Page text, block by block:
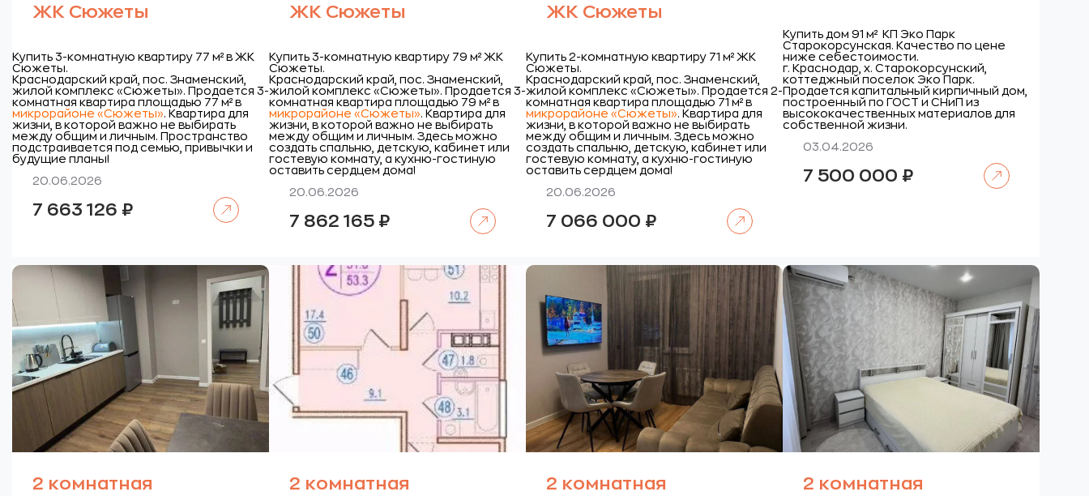
ЖК Сюжеты
Купить 3-комнатную квартиру 77 м² в ЖК
Сюжеты.
Краснодарский край, пос. Знаменский,
жилой комплекс «Сюжеты». Продается 3-
комнатная квартира площадью 77 м² в
микрорайоне «Сюжеты». Квартира для
жизни, в которой важно не выбирать
между общим и личным. Пространство
подстраивается под семью, привычки и
будущие планы!
20.06.2026
7 663 126 ₽
ЖК Сюжеты
Купить 3-комнатную квартиру 79 м² ЖК
Сюжеты.
Краснодарский край, пос. Знаменский,
жилой комплекс «Сюжеты». Продается 3-
комнатная квартира площадью 79 м² в
микрорайоне «Сюжеты». Квартира для
жизни, в которой важно не выбирать
между общим и личным. Здесь можно
создать спальню, детскую, кабинет или
гостевую комнату, а кухню-гостиную
оставить сердцем дома!
20.06.2026
7 862 165 ₽
ЖК Сюжеты
Купить 2-комнатную квартиру 71 м² ЖК
Сюжеты.
Краснодарский край, пос. Знаменский,
жилой комплекс «Сюжеты». Продается 2-
комнатная квартира площадью 71 м² в
микрорайоне «Сюжеты». Квартира для
жизни, в которой важно не выбирать
между общим и личным. Здесь можно
создать спальню, детскую, кабинет или
гостевую комнату, а кухню-гостиную
оставить сердцем дома!
20.06.2026
7 066 000 ₽
Купить дом 91 м² КП Эко Парк
Старокорсунская. Качество по цене
ниже себестоимости.
г. Краснодар, х. Старокорсунский,
коттеджный поселок Эко Парк.
Продается капитальный кирпичный дом,
построенный по ГОСТ и СНиП из
высококачественных материалов для
собственной жизни.
03.04.2026
7 500 000 ₽
2 комнатная
2 комнатная
2 комнатная
2 комнатная